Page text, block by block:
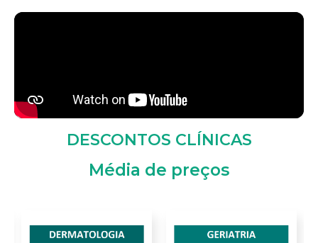
DESCONTOS CLÍNICAS
Média de preços